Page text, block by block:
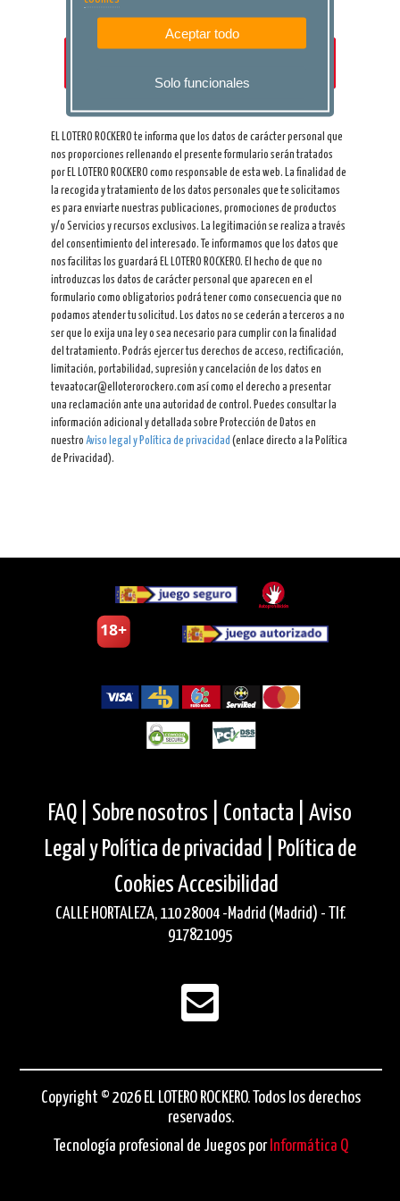
EL LOTERO ROCKERO te informa que los datos de carácter personal que
nos proporciones rellenando el presente formulario serán tratados
por EL LOTERO ROCKERO como responsable de esta web. La finalidad de
la recogida y tratamiento de los datos personales que te solicitamos
es para enviarte nuestras publicaciones, promociones de productos
y/o Servicios y recursos exclusivos. La legitimación se realiza a través
del consentimiento del interesado. Te informamos que los datos que
nos facilitas los guardará EL LOTERO ROCKERO. El hecho de que no
introduzcas los datos de carácter personal que aparecen en el
formulario como obligatorios podrá tener como consecuencia que no
podamos atender tu solicitud. Los datos no se cederán a terceros a no
ser que lo exija una ley o sea necesario para cumplir con la finalidad
del tratamiento. Podrás ejercer tus derechos de acceso, rectificación,
limitación, portabilidad, supresión y cancelación de los datos en
tevaatocar@elloterorockero.com así como el derecho a presentar
una reclamación ante una autoridad de control. Puedes consultar la
información adicional y detallada sobre Protección de Datos en
nuestroAviso legal y Política de privacidad (enlace directo a la Política
de Privacidad).
FAQ | Sobre nosotros | Contacta |
Aviso
Legal y Política de privacidad |
Política de
CookiesAccesibilidad
CALLE HORTALEZA, 110 28004 -Madrid (Madrid) - Tlf.
917821095
Copyright © 2026 EL LOTERO ROCKERO. Todos los derechos
reservados.
Tecnología profesional de Juegos por Informática Q
Aceptar todo
Solo funcionales